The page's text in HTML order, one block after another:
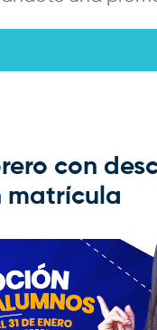
con
matrícula